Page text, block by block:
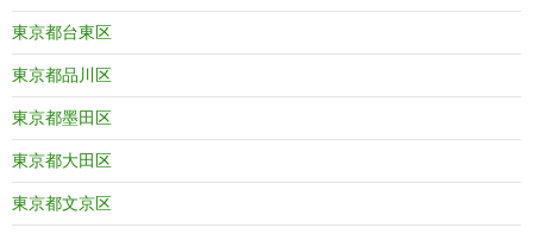
東京都台東区
東京都品川区
東京都墨田区
東京都大田区
東京都文京区